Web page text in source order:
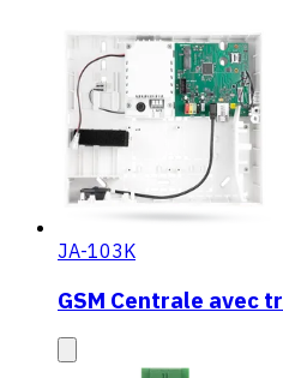
JA-103K
GSM Centrale avec